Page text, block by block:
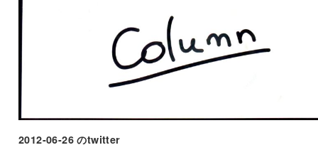
2012-06-26 のtwitter